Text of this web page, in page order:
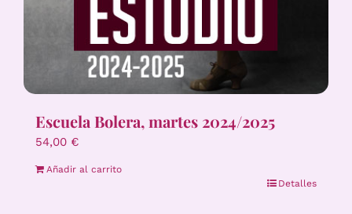
Escuela Bolera, martes 2024/2025
54,00 €
Añadir al carrito
Detalles